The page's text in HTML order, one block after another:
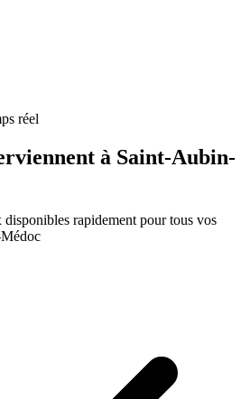
réel
à Saint-Aubin-
rapidement pour tous vos